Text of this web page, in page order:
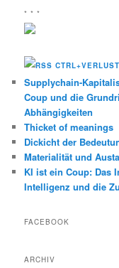
* * *
CTRL+VERLUST
Supplychain-
Coup und die
Abhängigkeiten
Thicket of meanings
Dickicht der
Materialität und
KI ist ein Coup: Das
Intelligenz und die
FACEBOOK
ARCHIV